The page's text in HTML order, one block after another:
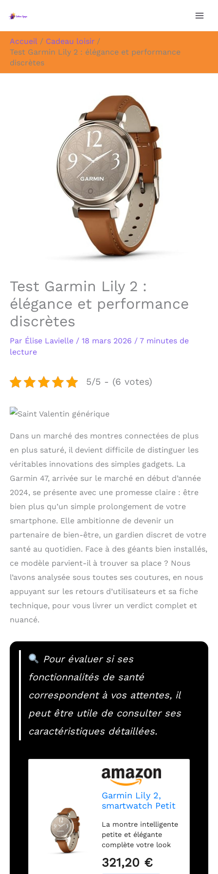
Accueil
Cadeau loisir
Test Garmin Lily 2 : élégance et performance
discrètes
Test Garmin Lily 2 :
élégance et performance
discrètes
Par Élise Lavielle / 18 mars 2026 / 7 minutes de
lecture
5/5 - (6 votes)
Dans un marché des montres connectées de plus
en plus saturé, il devient difficile de distinguer les
véritables innovations des simples gadgets. La
Garmin 47, arrivée sur le marché en début d’année
2024, se présente avec une promesse claire : être
bien plus qu’un simple prolongement de votre
smartphone. Elle ambitionne de devenir un
partenaire de bien-être, un gardien discret de votre
santé au quotidien. Face à des géants bien installés,
ce modèle parvient-il à trouver sa place ? Nous
l’avons analysée sous toutes ses coutures, en nous
appuyant sur les retours d’utilisateurs et sa fiche
technique, pour vous livrer un verdict complet et
nuancé.
Pour évaluer si ses
fonctionnalités de santé
correspondent à vos attentes, il
peut être utile de consulter ses
caractéristiques détaillées.
Garmin Lily 2,
smartwatch Petit
Affichage caché,
Objectif Fantaisie,
durée de Vie de la
Batterie jusqu'à 5
Jours, Brun Clair
La montre intelligente
petite et élégante
complète votre look
des motifs uniques
321,20 €